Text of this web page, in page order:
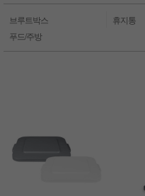
브루트박스 휴지통
푸드/주방